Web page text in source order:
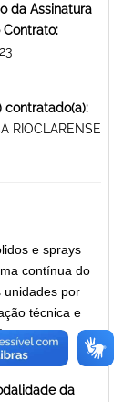
da Assinatura
Contrato:
contratado(a):
RIOCLARENSE
e sprays
contínua do
unidades por
técnica e
da